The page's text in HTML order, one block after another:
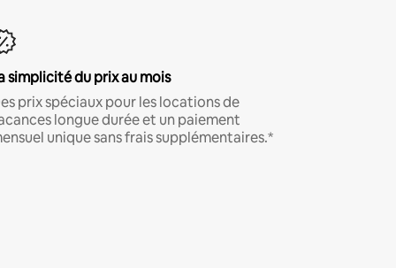
simplicité du prix au mois
prix spéciaux pour les locations de
longue durée et un paiement
unique sans frais supplémentaires.*